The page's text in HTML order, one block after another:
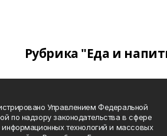
Рубрика "Еда и
Управлением Федеральной
по надзору законодательства в сфере
информационных технологий и массовых